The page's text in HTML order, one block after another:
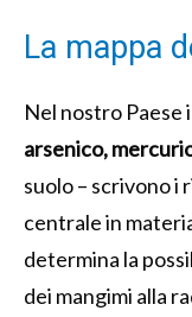
La mappa
Nel nostro
arsenico,
suolo – scrivono i
centrale in
determina la
dei mangimi alla